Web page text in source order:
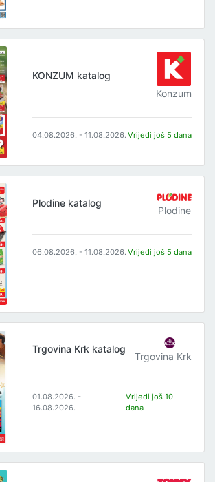
KONZUM katalog
Konzum
04.08.2026. - 11.08.2026. Vrijedi još 5 dana
Plodine katalog
Plodine
06.08.2026. - 11.08.2026. Vrijedi još 5 dana
Trgovina Krk katalog
Trgovina Krk
01.08.2026. -
16.08.2026.
Vrijedi još 10
dana